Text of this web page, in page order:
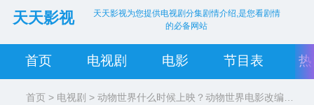
天天影视
天天影视为您提供电视剧分集剧情介绍,是您看剧情
的必备网站
首页 电视剧 电影 节目表
首页 > 电视剧 > 动物世界什么时候上映？动物世界电影改编自什么漫画？